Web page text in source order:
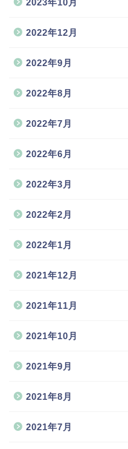
2023年10月
2022年12月
2022年9月
2022年8月
2022年7月
2022年6月
2022年3月
2022年2月
2022年1月
2021年12月
2021年11月
2021年10月
2021年9月
2021年8月
2021年7月